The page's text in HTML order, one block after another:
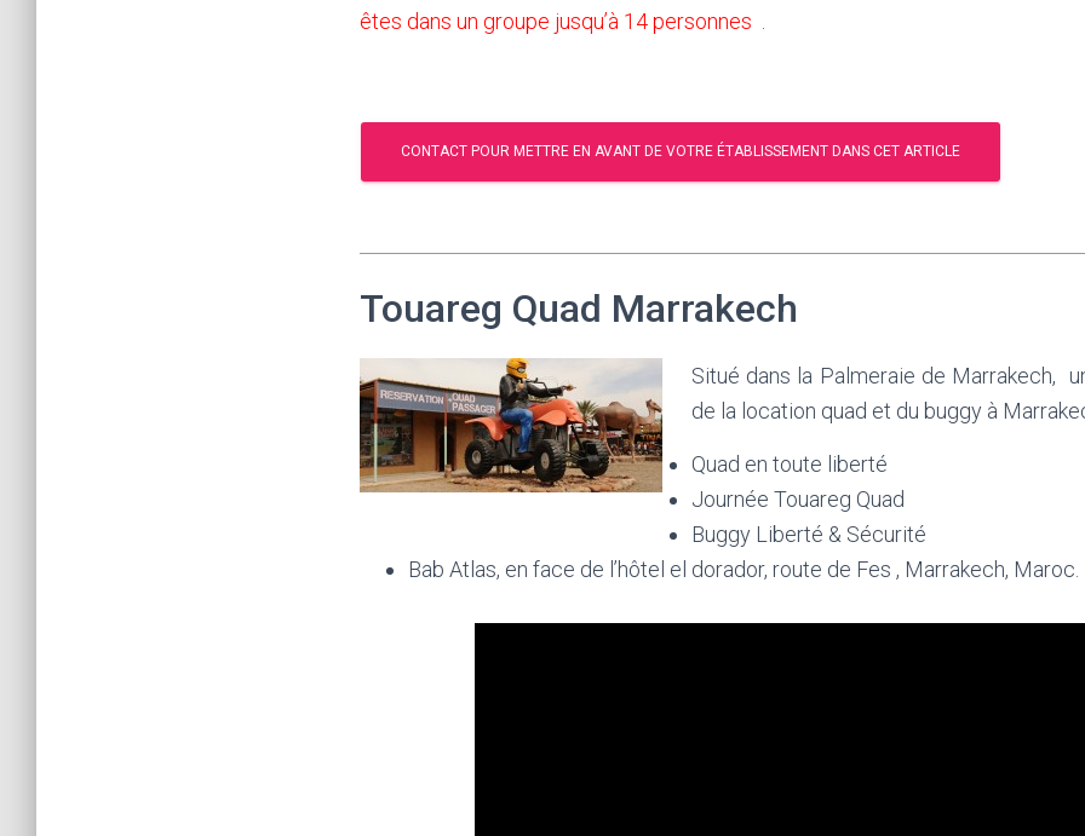
êtes dans un groupe jusqu’à 14 personnes
Touareg Quad Marrakech
Situé dans la Palmeraie de Marrakech,
de la location quad et du buggy à
Quad en toute liberté
Journée Touareg Quad
Buggy Liberté & Sécurité
Bab Atlas, en face de l’hôtel el dorador, route de Fes , Marrakech, Maroc.